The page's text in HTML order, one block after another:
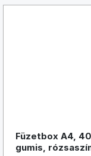
Füzetbox A4,
gumis,